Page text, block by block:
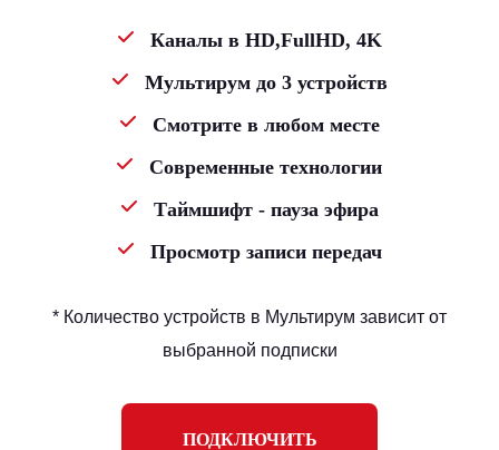
Каналы в HD,FullHD, 4K
Мультирум до 3 устройств
Смотрите в любом месте
Современные технологии
Таймшифт - пауза эфира
Просмотр записи передач
* Количество устройств в Мультирум зависит от
выбранной подписки
ПОДКЛЮЧИТЬ